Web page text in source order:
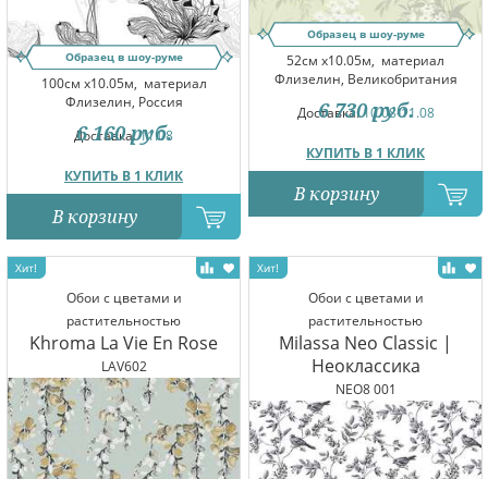
Образец в шоу-руме
100см x10.05м, материал
Флизелин, Россия
Доставка:11.08
КУПИТЬ В 1 КЛИК
6 160 руб.
В корзину
Образец в шоу-руме
52см x10.05м, материал
Флизелин, Великобритания
Доставка:10.08-11.08
КУПИТЬ В 1 КЛИК
6 730 руб.
В корзину
Обои с цветами и
растительностью
Khroma La Vie En Rose
LAV602
Обои с цветами и
растительностью
Milassa Neo Classic |
Неоклассика
NEO8 001